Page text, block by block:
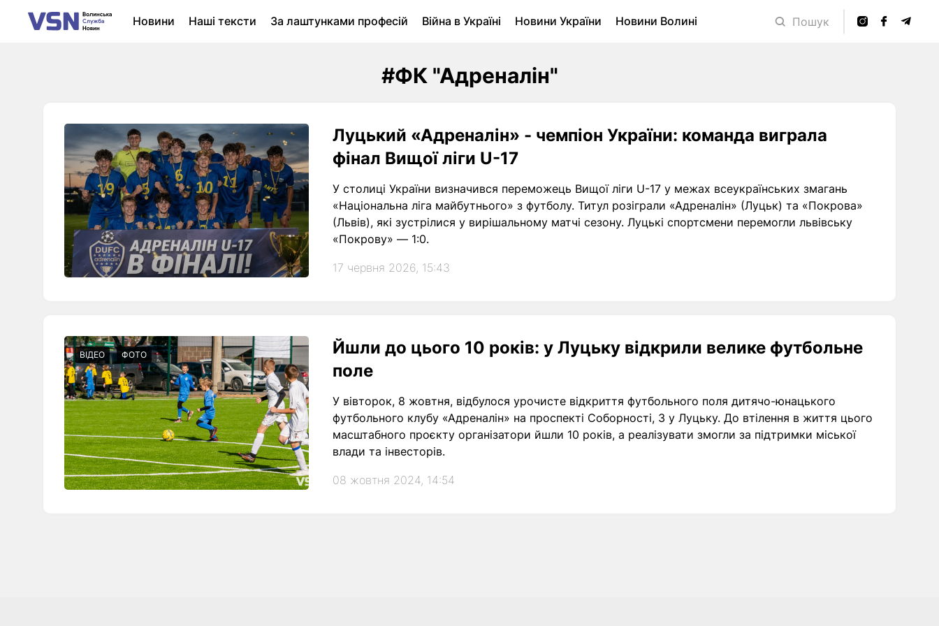
Новини Наші тексти За лаштунками професій Війна в Україні Новини України
Новини Волині
Пошук
#ФК "Адреналін"
Луцький «Адреналін» - чемпіон України: команда виграла
фінал Вищої ліги U-17
У столиці України визначився переможець Вищої ліги U-17 у межах всеукраїнських змагань
«Національна ліга майбутнього» з футболу. Титул розіграли «Адреналін» (Луцьк) та «Покрова»
(Львів), які зустрілися у вирішальному матчі сезону. Луцькі спортсмени перемогли львівську
«Покрову» — 1:0.
17 червня 2026, 15:43
ВІДЕО ФОТО
Йшли до цього 10 років: у Луцьку відкрили велике футбольне
поле
У вівторок, 8 жовтня, відбулося урочисте відкриття футбольного поля дитячо-юнацького
футбольного клубу «Адреналін» на проспекті Соборності, 3 у Луцьку. До втілення в життя цього
масштабного проєкту організатори йшли 10 років, а реалізувати змогли за підтримки міської
влади та інвесторів.
08 жовтня 2024, 14:54